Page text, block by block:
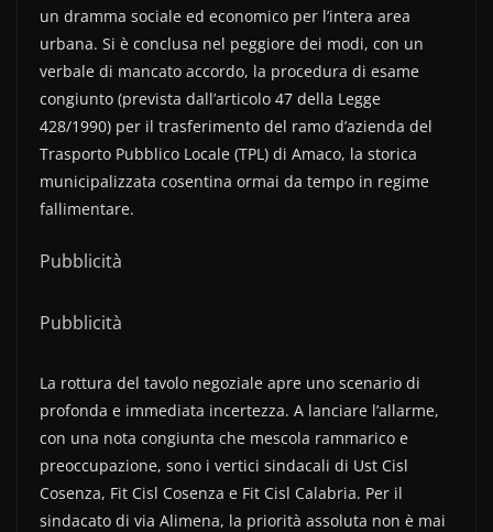
un dramma sociale ed economico per l’intera area
urbana. Si è conclusa nel peggiore dei modi, con un
verbale di mancato accordo, la procedura di esame
congiunto (prevista dall’articolo 47 della Legge
428/1990) per il trasferimento del ramo d’azienda del
Trasporto Pubblico Locale (TPL) di Amaco, la storica
municipalizzata cosentina ormai da tempo in regime
fallimentare.
Pubblicità
Pubblicità
La rottura del tavolo negoziale apre uno scenario di
profonda e immediata incertezza. A lanciare l’allarme,
con una nota congiunta che mescola rammarico e
preoccupazione, sono i vertici sindacali di Ust Cisl
Cosenza, Fit Cisl Cosenza e Fit Cisl Calabria. Per il
sindacato di via Alimena, la priorità assoluta non è mai